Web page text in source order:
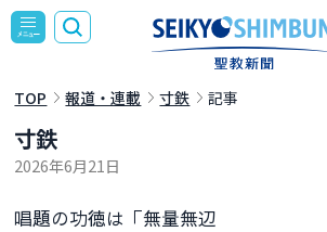
TOP 報道・連載 寸鉄 記事
寸鉄
2026年6月21日
唱題の功徳は「無量無辺